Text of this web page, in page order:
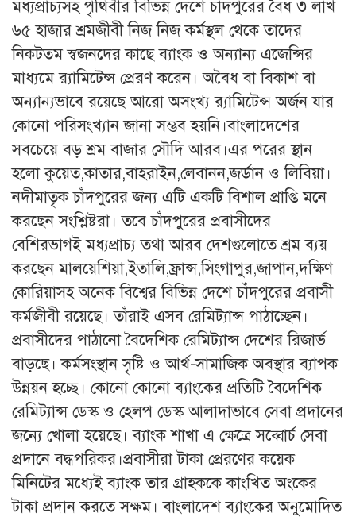
মধ্যপ্রাচ্যসহ পৃথিবীর বিভিন্ন দেশে চাঁদপুরের বৈধ ৩ লাখ
৬৫ হাজার শ্রমজীবী নিজ নিজ কর্মস্থল থেকে তাদের
নিকটতম স্বজনদের কাছে ব্যাংক ও অন্যান্য এজেন্সির
মাধ্যমে র‌্যামিটেন্স প্রেরণ করেন। অবৈধ বা বিকাশ বা
অন্যান্যভাবে রয়েছে আরো অসংখ্য র‌্যামিটেন্স অর্জন যার
কোনো পরিসংখ্যান জানা সম্ভব হয়নি।বাংলাদেশের
সবচেয়ে বড় শ্রম বাজার সৌদি আরব।এর পরের স্থান
হলো কুয়েত,কাতার,বাহরাইন,লেবানন,জর্ডান ও লিবিয়া।
নদীমাতৃক চাঁদপুরের জন্য এটি একটি বিশাল প্রাপ্তি মনে
করছেন সংশ্লিষ্টরা। তবে চাঁদপুরের প্রবাসীদের
বেশিরভাগই মধ্যপ্রাচ্য তথা আরব দেশগুলোতে শ্রম ব্যয়
করছেন মালয়েশিয়া,ইতালি,ফ্রান্স,সিংগাপুর,জাপান,দক্ষিণ
কোরিয়াসহ অনেক বিশ্বের বিভিন্ন দেশে চাঁদপুরের প্রবাসী
কর্মজীবী রয়েছে। তাঁরাই এসব রেমিট্যান্স পাঠাচ্ছেন।
প্রবাসীদের পাঠানো বৈদেশিক রেমিট্যান্স দেশের রিজার্ভ
বাড়ছে। কর্মসংস্থান সৃষ্টি ও আর্থ-সামাজিক অবস্থার ব্যাপক
উন্নয়ন হচ্ছে। কোনো কোনো ব্যাংকের প্রতিটি বৈদেশিক
রেমিট্যান্স ডেস্ক ও হেলপ ডেস্ক আলাদাভাবে সেবা প্রদানের
জন্যে খোলা হয়েছে। ব্যাংক শাখা এ ক্ষেত্রে সব্বোর্চ সেবা
প্রদানে বদ্ধপরিকর।প্রবাসীরা টাকা প্রেরণের কয়েক
মিনিটের মধ্যেই ব্যাংক তার গ্রাহককে কাংখিত অংকের
টাকা প্রদান করতে সক্ষম। বাংলাদেশ ব্যাংকের অনুমোদিত